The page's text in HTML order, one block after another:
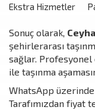
Ekstra Hizmetler
Sonuç olarak,
şehirlerarası
sağlar.
ile taşınma
WhatsApp
Tarafımızdan fiyat